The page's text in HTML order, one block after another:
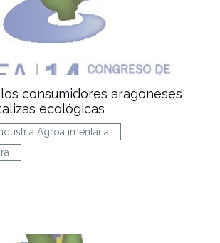
consumidores aragoneses
ecológicas
Agroalimentaria